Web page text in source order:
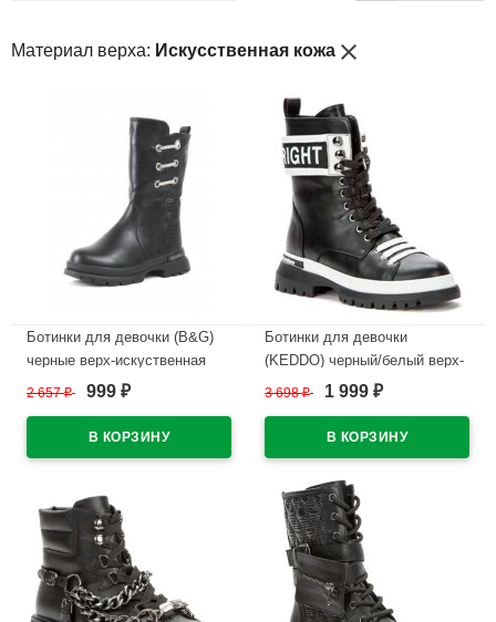
Материал верха: Искусственная кожа close
Ботинки для девочки (B&G)
черные верх-искуственная
кожа подкладка -
dz-2328-5A
2 657₽ 999 ₽
Ботинки для девочки
(KEDDO) черный/белый верх-
искуственная кожа подкладка
3 698₽ 1 999 ₽